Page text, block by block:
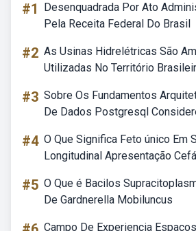
#1
Desenquadrada Por Ato
Pela Receita Federal Do Brasil
#2 As Usinas Hidrelétricas São
Utilizadas No Território
#3 Sobre Os Fundamentos
De Dados Postgresql
#4 O Que Significa Feto único Em
Longitudinal Apresentação
#5 O Que é Bacilos
De Gardnerella Mobiluncus
Campo De Experiencia